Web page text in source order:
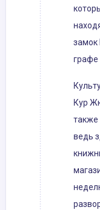
замок
графе
Кур
также
ведь